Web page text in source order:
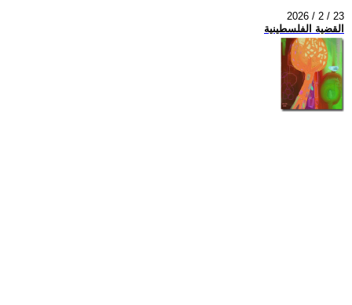
2026 / 2 / 23
القضية الفلسطينية